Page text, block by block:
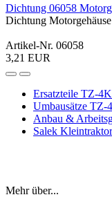
Dichtung 06058
Dichtung
Artikel-Nr. 06058
3,21 EUR
Ersatzteile TZ-
Umbausätze TZ-
Anbau &
Salek
Mehr über...